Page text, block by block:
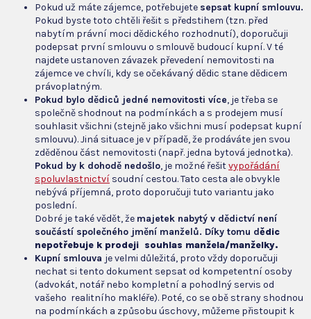
Pokud už máte zájemce, potřebujete sepsat kupní smlouvu.
Pokud byste toto chtěli řešit s předstihem (tzn. před
nabytím právní moci dědického rozhodnutí), doporučuji
podepsat první smlouvu o smlouvě budoucí kupní. V té
najdete ustanoven závazek převedení nemovitosti na
zájemce ve chvíli, kdy se očekávaný dědic stane dědicem
právoplatným.
Pokud bylo dědiců jedné nemovitosti více, je třeba se
společně shodnout na podmínkách a s prodejem musí
souhlasit všichni (stejně jako všichni musí podepsat kupní
smlouvu). Jiná situace je v případě, že prodáváte jen svou
zděděnou část nemovitosti (např. jedna bytová jednotka).
Pokud by k dohodě nedošlo, je možné řešitvypořádání
spoluvlastnictví soudní cestou. Tato cesta ale obvykle
nebývá příjemná, proto doporučuji tuto variantu jako
poslední.
Dobré je také vědět, že majetek nabytý v dědictví není
součástí společného jmění manželů. Díky tomu dědic
nepotřebuje k prodeji souhlas manžela/manželky.
Kupní smlouva je velmi důležitá, proto vždy doporučuji
nechat si tento dokument sepsat od kompetentní osoby
(advokát, notář nebo kompletní a pohodlný servis od
vašeho realitního makléře). Poté, co se obě strany shodnou
na podmínkách a způsobu úschovy, můžeme přistoupit k